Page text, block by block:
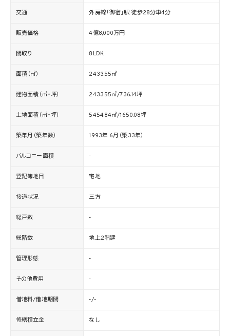
交通 外房線「御宿」駅 徒歩28分車4分
販売価格 4億8,000万円
間取り 8LDK
面積（㎡） 2433.55㎡
建物面積（㎡・坪） 2433.55㎡/736.14坪
土地面積（㎡・坪） 5454.84㎡/1650.08坪
築年月（築年数） 1993年 6月（築33年）
バルコニー面積 -
登記簿地目 宅地
接道状況 三方
総戸数 -
総階数 地上2階建
管理形態 -
その他費用 -
借地料/借地期間 -/-
修繕積立金 なし